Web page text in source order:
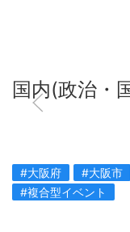
国内(政治・
#大阪府 #大阪市
#複合型イベント